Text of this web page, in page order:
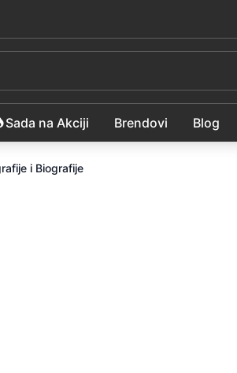
Sada na Akciji Brendovi Blog
i Biografije